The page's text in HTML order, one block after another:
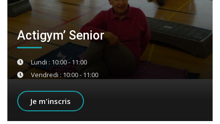
Actigym’ Senior
Lundi : 10:00 - 11:00
Vendredi : 10:00 - 11:00
Je m'inscris